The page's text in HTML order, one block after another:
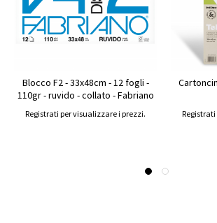
Blocco F2 - 33x48cm - 12 fogli -
110gr - ruvido - collato - Fabriano
Registrati per visualizzare i prezzi.